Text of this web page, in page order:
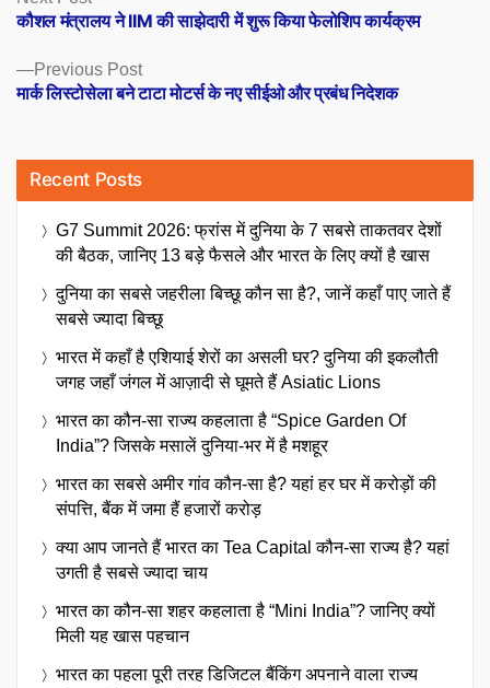
navigation
Previous PostPrevious
post:
मार्क लिस्टोसेला बने टाटा मोटर्स के नए सीईओ और प्रबंध निदेशक
post:
कौशल मंत्रालय ने IIM की साझेदारी में शुरू किया फेलोशिप कार्यक्रम
Recent Posts
G7 Summit 2026: फ्रांस में दुनिया के 7 सबसे ताकतवर देशों
की बैठक, जानिए 13 बड़े फैसले और भारत के लिए क्यों है खास
दुनिया का सबसे जहरीला बिच्छू कौन सा है?, जानें कहाँ पाए जाते हैं
सबसे ज्यादा बिच्छू
भारत में कहाँ है एशियाई शेरों का असली घर? दुनिया की इकलौती
जगह जहाँ जंगल में आज़ादी से घूमते हैं Asiatic Lions
भारत का कौन-सा राज्य कहलाता है “Spice Garden Of
India”? जिसके मसालें दुनिया-भर में है मशहूर
भारत का सबसे अमीर गांव कौन-सा है? यहां हर घर में करोड़ों की
संपत्ति, बैंक में जमा हैं हजारों करोड़
क्या आप जानते हैं भारत का Tea Capital कौन-सा राज्य है? यहां
उगती है सबसे ज्यादा चाय
भारत का कौन-सा शहर कहलाता है “Mini India”? जानिए क्यों
मिली यह खास पहचान
भारत का पहला पूरी तरह डिजिटल बैंकिंग अपनाने वाला राज्य